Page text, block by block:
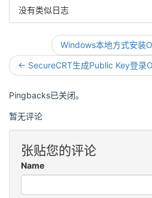
没有类似日志
Windows本地方式安装
← SecureCRT生成Public Key登录
Pingbacks已关闭。
暂无评论
张贴您的评论
Name